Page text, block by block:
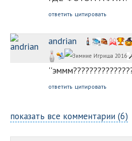
ответить цитировать
andrian
ответить цитировать
показать все комментарии (6)